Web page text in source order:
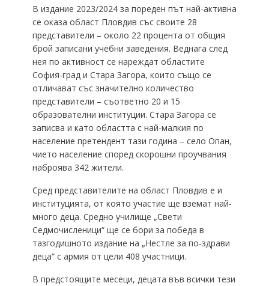
В издание 2023/2024 за пореден път най-активна
се оказа област Пловдив със своите 28
представители – около 22 процента от общия
брой записани учебни заведения. Веднага след
нея по активност се нареждат областите
София-град и Стара Загора, които също се
отличават със значително количество
представители – съответно 20 и 15
образователни институции. Стара Загора се
записва и като областта с най-малкия по
население претендент тази година – село Опан,
чието население според скорошни проучвания
наброява 342 жители.
Сред представителите на област Пловдив е и
институцията, от която участие ще вземат най-
много деца. Средно училище „Свети
Седмочисленици“ ще се бори за победа в
тазгодишното издание на „Нестле за по-здрави
деца“ с армия от цели 408 участници.
В предстоящите месеци, децата във всички тези